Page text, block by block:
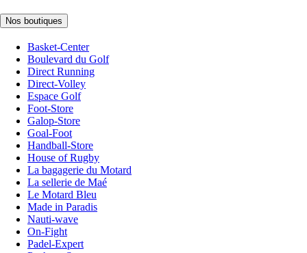
Nos boutiques
Basket-Center
Boulevard du Golf
Direct Running
Direct-Volley
Espace Golf
Foot-Store
Galop-Store
Goal-Foot
Handball-Store
House of Rugby
La bagagerie du Motard
La sellerie de Maé
Le Motard Bleu
Made in Paradis
Nauti-wave
On-Fight
Padel-Expert